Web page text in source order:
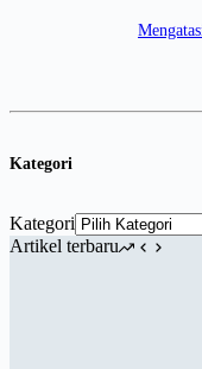
Kategori
Kategori
Artikel terbaru